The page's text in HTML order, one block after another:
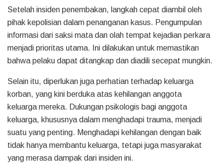
Setelah insiden penembakan, langkah cepat diambil oleh
pihak kepolisian dalam penanganan kasus. Pengumpulan
informasi dari saksi mata dan olah tempat kejadian perkara
menjadi prioritas utama. Ini dilakukan untuk memastikan
bahwa pelaku dapat ditangkap dan diadili secepat mungkin.
Selain itu, diperlukan juga perhatian terhadap keluarga
korban, yang kini berduka atas kehilangan anggota
keluarga mereka. Dukungan psikologis bagi anggota
keluarga, khususnya dalam menghadapi trauma, menjadi
suatu yang penting. Menghadapi kehilangan dengan baik
tidak hanya membantu keluarga, tetapi juga masyarakat
yang merasa dampak dari insiden ini.